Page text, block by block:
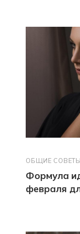
ОБЩИЕ СОВЕТЫ
Формула
февраля